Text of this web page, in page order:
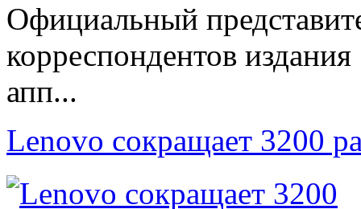
Официальный
корреспондентов
апп...
Lenovo сокращает 3200